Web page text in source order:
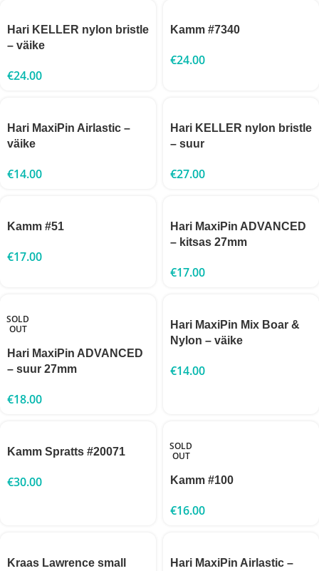
Hari KELLER nylon bristle
– väike
€24.00
Kamm #7340
€24.00
Hari MaxiPin Airlastic –
väike
€14.00
Hari KELLER nylon bristle
– suur
€27.00
Kamm #51
€17.00
Hari MaxiPin ADVANCED
– kitsas 27mm
€17.00
SOLD
OUT
Hari MaxiPin ADVANCED
– suur 27mm
€18.00
Hari MaxiPin Mix Boar &
Nylon – väike
€14.00
Kamm Spratts #20071
€30.00
SOLD
OUT
Kamm #100
€16.00
Kraas Lawrence small
Hari MaxiPin Airlastic –